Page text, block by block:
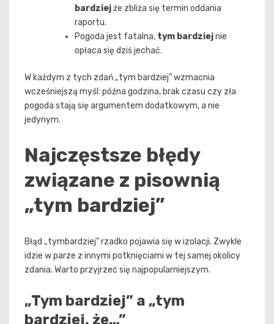
bardziejże zbliża się termin oddania
raportu.
Pogoda jest fatalna, tym bardziejnie
opłaca się dziś jechać.
W każdym z tych zdań „tym bardziej” wzmacnia
wcześniejszą myśl: późna godzina, brak czasu czy zła
pogoda stają się argumentem dodatkowym, a nie
jedynym.
Najczęstsze błędy
związane z pisownią
„tym bardziej”
Błąd „tymbardziej” rzadko pojawia się w izolacji. Zwykle
idzie w parze z innymi potknięciami w tej samej okolicy
zdania. Warto przyjrzeć się najpopularniejszym.
„Tym bardziej” a „tym
bardziej, że…”